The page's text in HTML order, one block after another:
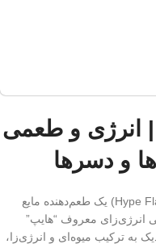
انرژی و طعمی
و دسرها
اسانس خوراکی هایپ (Hype Flavor Food Essence) یک طعم‌دهنده مایع
انرژی‌زای معروف “هایپ”
ترکیب میوه‌ای و انرژی‌زا،